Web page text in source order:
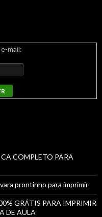
mail:
COMPLETO PARA
prontinho para imprimir
GRÁTIS PARA IMPRIMIR
DE AULA